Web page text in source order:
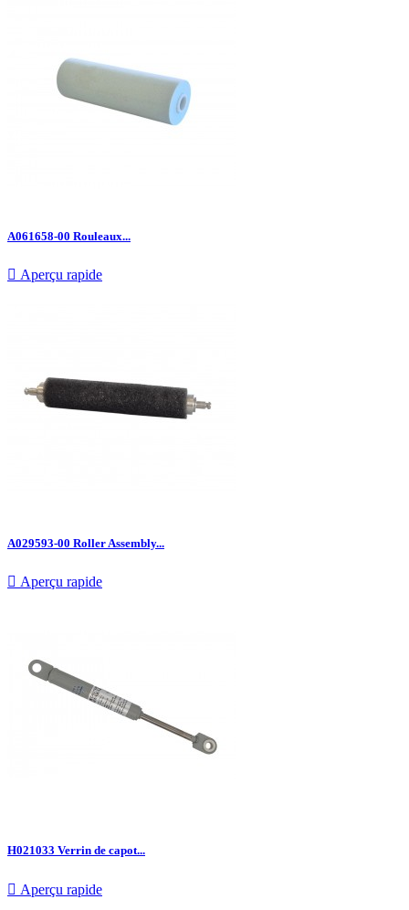
A061658-00 Rouleaux...
 Aperçu rapide
A029593-00 Roller Assembly...
 Aperçu rapide
H021033 Verrin de capot...
 Aperçu rapide